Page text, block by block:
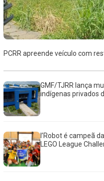
PCRR apreende veículo com
GMF/TJRR lança
indígenas privados
I’Robot é campeã
LEGO League